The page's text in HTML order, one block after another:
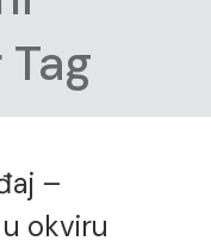
–
okviru